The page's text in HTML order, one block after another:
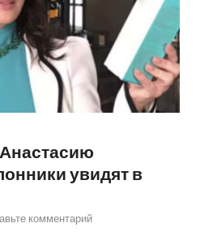
увидят в
комментарий